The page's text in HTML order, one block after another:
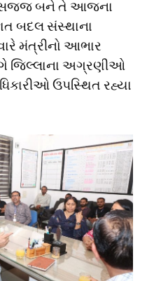
સજ્જ બને તે આજના
બદલ સંસ્થાના
મંત્રીનો આભાર
જિલ્લાના અગ્રણીઓ
ઉપસ્થિત રહ્યા